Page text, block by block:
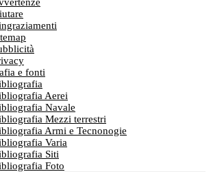
e fonti
Aerei
Navale
Mezzi terrestri
Armi e Tecnonogie
Varia
Siti
Foto